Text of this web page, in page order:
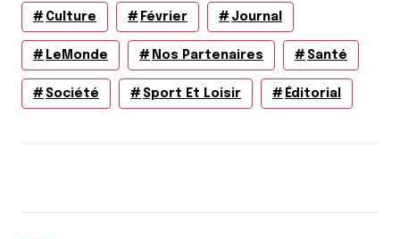
Culture Février Journal
LeMonde Nos Partenaires Santé
Société Sport Et Loisir Éditorial